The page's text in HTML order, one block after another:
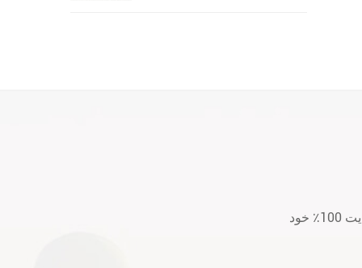
لطفا قبل از خرید یا بعد از خرید هر گونه سؤال یا نگرانی با ما تماس بگیرید. ما به رضایت 100٪ خود